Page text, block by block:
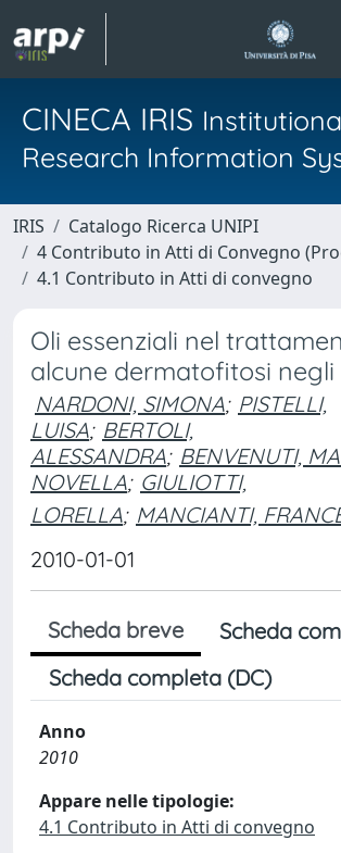
CINECA IRIS
Research Information
IRIS
Catalogo Ricerca UNIPI
4 Contributo in Atti di Convegno
4.1 Contributo in Atti di convegno
Oli essenziali nel
alcune dermatofitosi negli
NARDONI, SIMONA; PISTELLI,
LUISA; BERTOLI,
ALESSANDRA; BENVENUTI,
NOVELLA; GIULIOTTI,
LORELLA; MANCIANTI,
2010-01-01
Scheda breve
Scheda
Scheda completa (DC)
Anno
2010
Appare nelle tipologie:
4.1 Contributo in Atti di convegno